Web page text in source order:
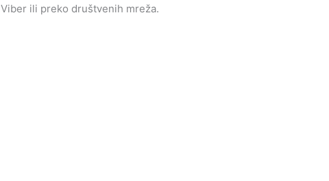
Viber ili preko društvenih mreža.